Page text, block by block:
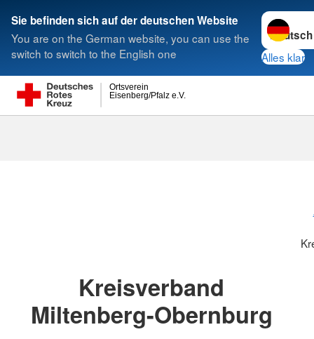
Sie befinden sich auf der deutschen Website
You are on the German website, you can use the
switch to switch to the English one
Sprache
Alles klar
Eisenberg/Pfalz e.V.
Ortsverein
Suche
Kreisverband
Miltenberg-Obernburg